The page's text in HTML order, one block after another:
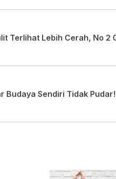
Terlihat Lebih Cerah, No
Budaya Sendiri Tidak Pudar!